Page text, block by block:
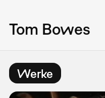
Tom Bowes
Werke